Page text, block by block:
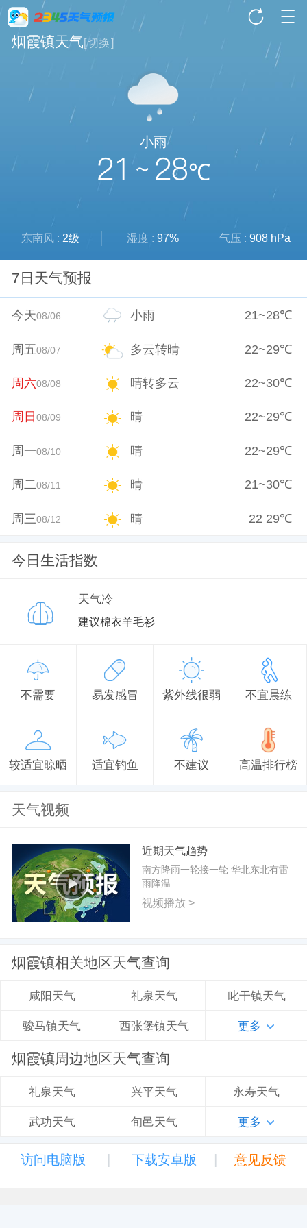
烟霞镇天气[切换]
小雨
21 ~ 28℃
东南风 : 2级 湿度 : 97% 气压 : 908 hPa
7日天气预报
今天08/06 小雨 21~28℃
周五08/07 多云转晴 22~29℃
周六08/08 晴转多云 22~30℃
周日08/09 晴 22~29℃
周一08/10 晴 22~29℃
周二08/11 晴 21~30℃
周三08/12 晴 22 29℃
今日生活指数
天气冷
建议棉衣羊毛衫
不需要 易发感冒 紫外线很弱 不宜晨练
较适宜晾晒 适宜钓鱼 不建议 高温排行榜
天气视频
近期天气趋势
南方降雨一轮接一轮 华北东北有雷
雨降温
视频播放 >
烟霞镇相关地区天气查询
咸阳天气 礼泉天气 叱干镇天气
骏马镇天气 西张堡镇天气 更多
烟霞镇周边地区天气查询
礼泉天气 兴平天气 永寿天气
武功天气 旬邑天气 更多
访问电脑版 | 下载安卓版 | 意见反馈